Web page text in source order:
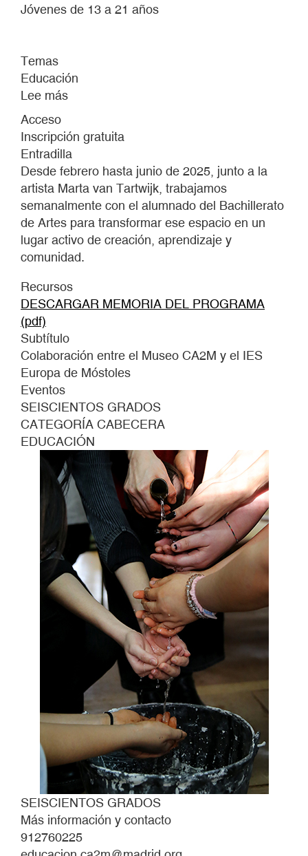
Jóvenes de 13 a 21 años
Temas
Educación
Lee más
GRADOS
Acceso
Inscripción gratuita
Entradilla
Desde febrero hasta junio de 2025, junto a la
artista Marta van Tartwijk, trabajamos
semanalmente con el alumnado del Bachillerato
de Artes para transformar ese espacio en un
lugar activo de creación, aprendizaje y
comunidad.
Recursos
DESCARGAR MEMORIA DEL PROGRAMA
(pdf)
Subtítulo
Colaboración entre el Museo CA2M y el IES
Europa de Móstoles
Eventos
SEISCIENTOS GRADOS
CATEGORÍA CABECERA
EDUCACIÓN
SEISCIENTOS GRADOS
Más información y contacto
912760225